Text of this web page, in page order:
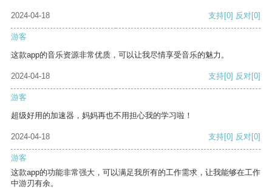
2024-04-18 支持[0] 反对[0]
游客
这款app的音乐资源非常优质，可以让我尽情享受音乐的魅力。
2024-04-18 支持[0] 反对[0]
游客
超级好用的加速器，妈妈再也不用担心我的学习啦！
2024-04-18 支持[0] 反对[0]
游客
这款app的功能非常强大，可以满足我所有的工作需求，让我能够在工作
中游刃有余。